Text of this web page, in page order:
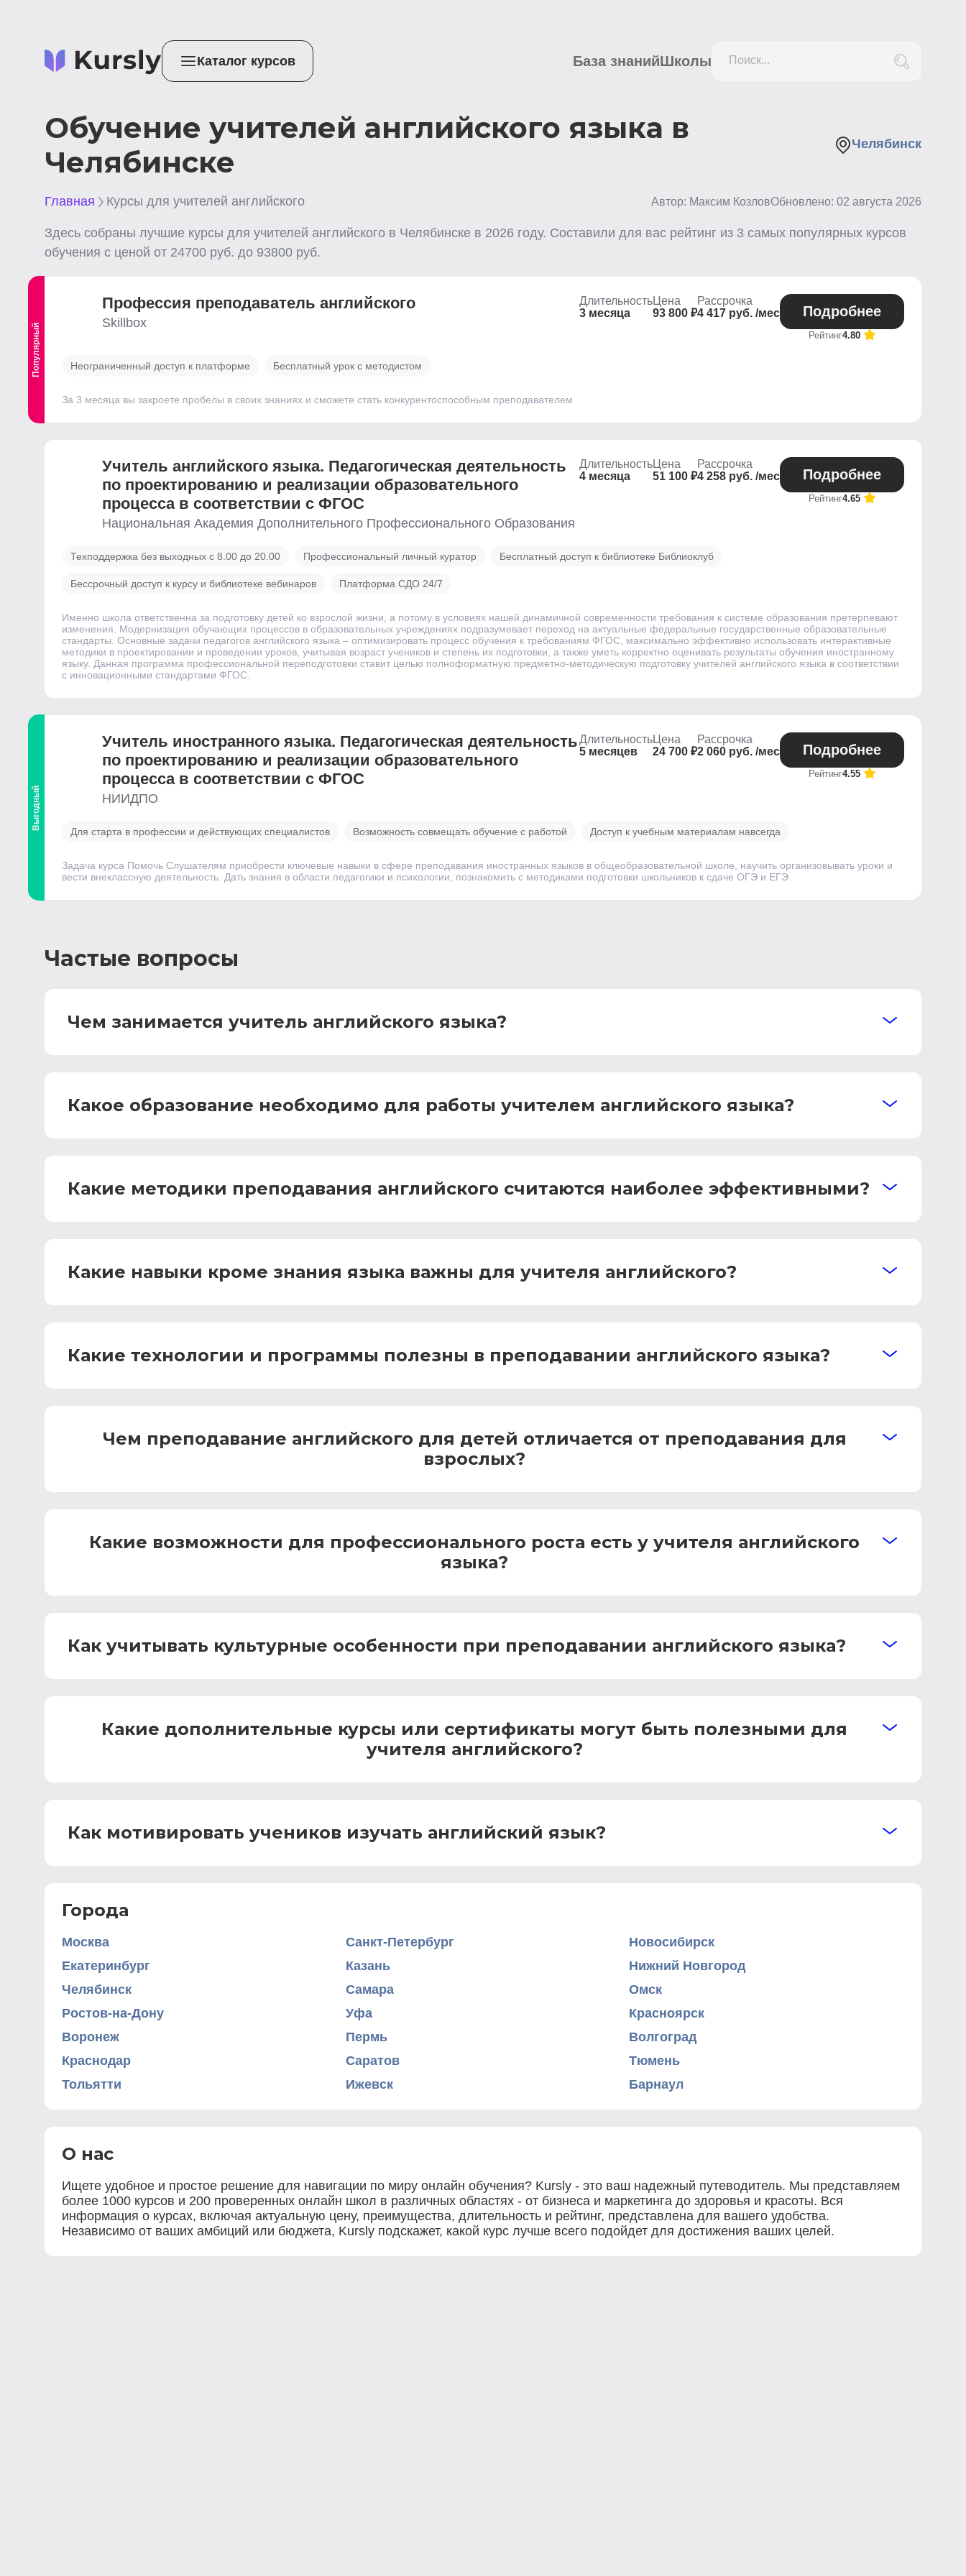
Каталог курсов База знанийШколы Поиск...
Обучение учителей английского языка в
Челябинске
Челябинск
Главная Курсы для учителей английского Автор: Максим КозловОбновлено: 02 августа 2026
Здесь собраны лучшие курсы для учителей английского в Челябинске в 2026 году. Составили для вас рейтинг из 3 самых популярных курсов
обучения с ценой от 24700 руб. до 93800 руб.
Популярный
Профессия преподаватель английского
Skillbox
Длительность
3 месяца
Цена
93 800 ₽
Рассрочка
4 417 руб. /мес
Подробнее
Рейтинг4.80
Неограниченный доступ к платформе Бесплатный урок с методистом
За 3 месяца вы закроете пробелы в своих знаниях и сможете стать конкурентоспособным преподавателем
Учитель английского языка. Педагогическая деятельность
по проектированию и реализации образовательного
процесса в соответствии с ФГОС
Национальная Академия Дополнительного Профессионального Образования
Длительность
4 месяца
Цена
51 100 ₽
Рассрочка
4 258 руб. /мес
Подробнее
Рейтинг4.65
Техподдержка без выходных с 8.00 до 20.00 Профессиональный личный куратор Бесплатный доступ к библиотеке Библиоклуб
Бессрочный доступ к курсу и библиотеке вебинаров Платформа СДО 24/7
Именно школа ответственна за подготовку детей ко взрослой жизни, а потому в условиях нашей динамичной современности требования к системе образования претерпевают
изменения. Модернизация обучающих процессов в образовательных учреждениях подразумевает переход на актуальные федеральные государственные образовательные
стандарты. Основные задачи педагогов английского языка – оптимизировать процесс обучения к требованиям ФГОС, максимально эффективно использовать интерактивные
методики в проектировании и проведении уроков, учитывая возраст учеников и степень их подготовки, а также уметь корректно оценивать результаты обучения иностранному
языку. Данная программа профессиональной переподготовки ставит целью полноформатную предметно-методическую подготовку учителей английского языка в соответствии
с инновационными стандартами ФГОС.
Выгодный
Учитель иностранного языка. Педагогическая деятельность
по проектированию и реализации образовательного
процесса в соответствии с ФГОС
НИИДПО
Длительность
5 месяцев
Цена
24 700 ₽
Рассрочка
2 060 руб. /мес
Подробнее
Рейтинг4.55
Для старта в профессии и действующих специалистов Возможность совмещать обучение с работой Доступ к учебным материалам навсегда
Задача курса Помочь Слушателям приобрести ключевые навыки в сфере преподавания иностранных языков в общеобразовательной школе, научить организовывать уроки и
вести внеклассную деятельность. Дать знания в области педагогики и психологии, познакомить с методиками подготовки школьников к сдаче ОГЭ и ЕГЭ.
Частые вопросы
Чем занимается учитель английского языка?
Какое образование необходимо для работы учителем английского языка?
Какие методики преподавания английского считаются наиболее эффективными?
Какие навыки кроме знания языка важны для учителя английского?
Какие технологии и программы полезны в преподавании английского языка?
Чем преподавание английского для детей отличается от преподавания для
взрослых?
Какие возможности для профессионального роста есть у учителя английского
языка?
Как учитывать культурные особенности при преподавании английского языка?
Какие дополнительные курсы или сертификаты могут быть полезными для
учителя английского?
Как мотивировать учеников изучать английский язык?
Города
Москва Санкт-Петербург
Новосибирск
Екатеринбург
Казань
Нижний Новгород
Челябинск
Самара
Омск
Ростов-на-Дону
Уфа
Красноярск
Воронеж
Пермь
Волгоград
Краснодар
Саратов
Тюмень
Тольятти
Ижевск Барнаул
О нас
Ищете удобное и простое решение для навигации по миру онлайн обучения? Kursly - это ваш надежный путеводитель. Мы представляем
более 1000 курсов и 200 проверенных онлайн школ в различных областях - от бизнеса и маркетинга до здоровья и красоты. Вся
информация о курсах, включая актуальную цену, преимущества, длительность и рейтинг, представлена для вашего удобства.
Независимо от ваших амбиций или бюджета, Kursly подскажет, какой курс лучше всего подойдет для достижения ваших целей.